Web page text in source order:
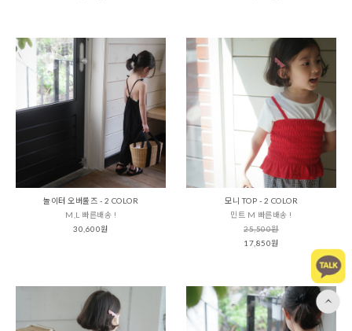
놀이터 오버롤즈 - 2 COLOR
M,L 빠른배송 !
30,600원
모니 TOP - 2 COLOR
민트 M 빠른배송 !
25,500원
17,850원